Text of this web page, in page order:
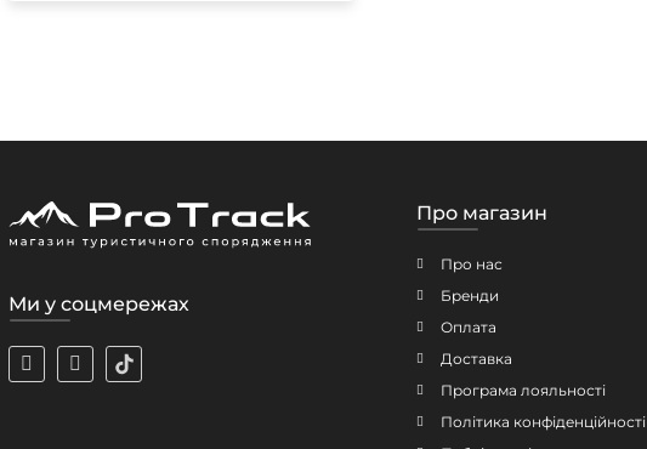
Ми у соцмережах
Про магазин
Про нас
Бренди
Оплата
Доставка
Програма лояльності
Політика конфіденційності